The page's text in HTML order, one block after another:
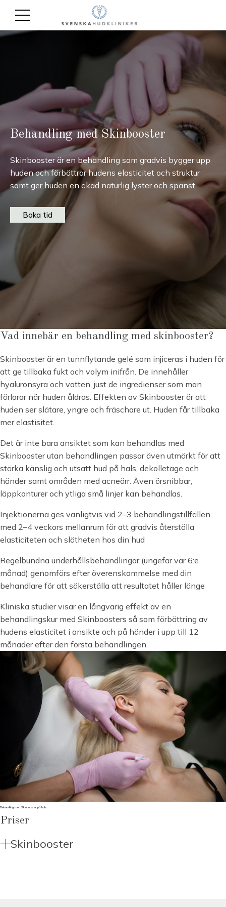
Behandling med Skinbooster
Skinbooster är en behandling som gradvis bygger upp
huden och förbättrar hudens elasticitet och struktur
samt ger huden en ökad naturlig lyster och spänst.
Boka tid
Vad innebär en behandling med skinbooster?
Skinbooster är en tunnflytande gelé som injiceras i huden för
att ge tillbaka fukt och volym inifrån. De innehåller
hyaluronsyra och vatten, just de ingredienser som man
förlorar när huden åldras. Effekten av Skinbooster är att
huden ser slätare, yngre och fräschare ut. Huden får tillbaka
mer elastisitet.
Det är inte bara ansiktet som kan behandlas med
Skinbooster utan behandlingen passar även utmärkt för att
stärka känslig och utsatt hud på hals, dekolletage och
händer samt områden med acneärr. Även örsnibbar,
läppkonturer och ytliga små linjer kan behandlas.
Injektionerna ges vanligtvis vid 2–3 behandlingstillfällen
med 2–4 veckors mellanrum för att gradvis återställa
elasticiteten och slätheten hos din hud
Regelbundna underhållsbehandlingar (ungefär var 6:e
månad) genomförs efter överenskommelse med din
behandlare för att säkerställa att resultatet håller länge
Kliniska studier visar en långvarig effekt av en
behandlingskur med Skinboosters så som förbättring av
hudens elasticitet i ansikte och på händer i upp till 12
månader efter den första behandlingen.
Behandling med Skinbooster på hals.
Priser
Skinbooster